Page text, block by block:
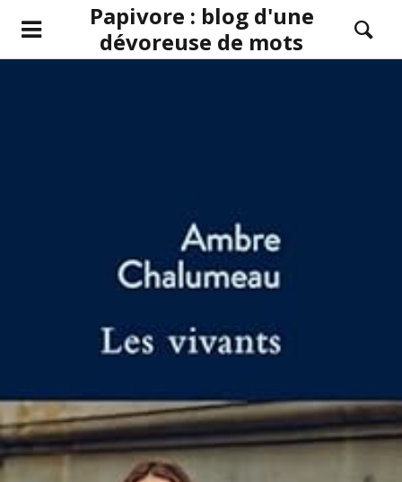
Papivore : blog d'une
dévoreuse de mots